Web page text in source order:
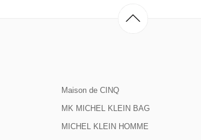
Maison de CINQ
MK MICHEL KLEIN BAG
MICHEL KLEIN HOMME